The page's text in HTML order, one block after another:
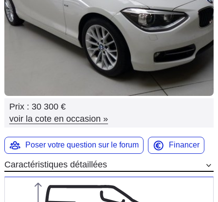
Flottes
Auto
Marques
Prix : 30 300 €
voir la cote en occasion »
Poser votre question sur le forum Financer
Caractéristiques détaillées